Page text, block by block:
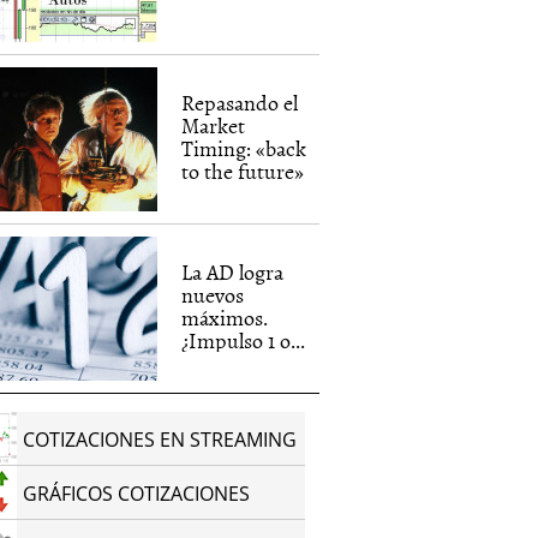
Repasando el
Market
Timing: «back
to the future»
La AD logra
nuevos
máximos.
¿Impulso 1 o...
COTIZACIONES EN STREAMING
GRÁFICOS COTIZACIONES